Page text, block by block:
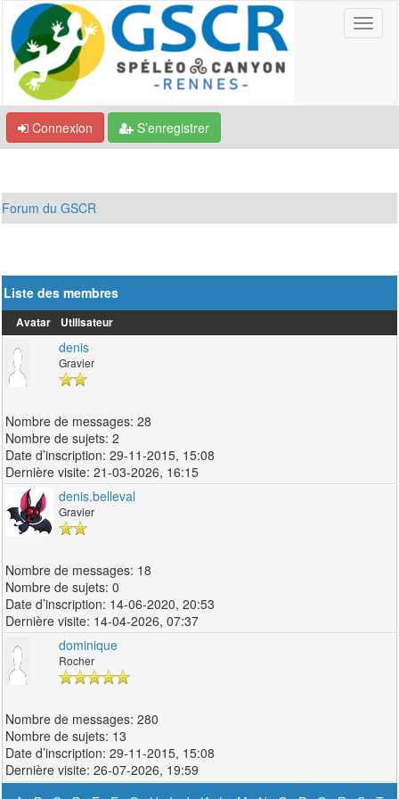
Connexion S’enregistrer
Forum du GSCR
Liste des membres
Avatar Utilisateur
denis
Gravier
28
2
29-11-2015, 15:08
21-03-2026, 16:15
denis.belleval
Gravier
18
0
14-06-2020, 20:53
14-04-2026, 07:37
dominique
Rocher
280
13
29-11-2015, 15:08
26-07-2026, 19:59